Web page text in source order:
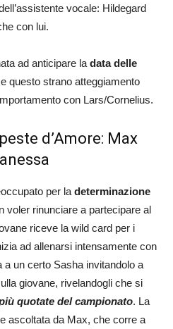
vocale: Hildegard
con lui.
ad anticipare la data delle
questo strano atteggiamento
con Lars/Cornelius.
d’Amore: Max
per la determinazione
voler rinunciare a partecipare al
riceve la wild card per i
ad allenarsi intensamente con
a un certo Sasha invitandolo a
giovane, rivelandogli che si
quotate del campionato. La
ascoltata da Max, che corre a